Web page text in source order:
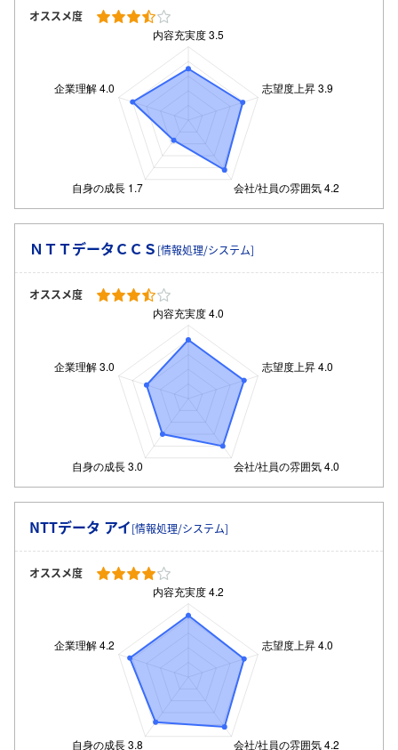
オススメ度
ＮＴＴデータＣＣＳ [情報処理/システム]
オススメ度
NTTデータ アイ[情報処理/システム]
オススメ度
ログイン・会員登録